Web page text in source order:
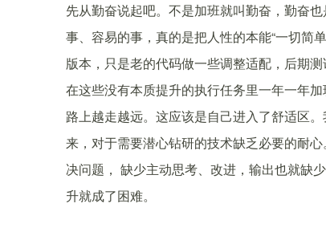
先从勤奋说起吧。不是加班就叫勤奋，勤奋
事、容易的事，真的是把人性的本能“一切简
版本，只是老的代码做一些调整适配，后期
在这些没有本质提升的执行任务里一年一年
路上越走越远。这应该是自己进入了舒适区
来，对于需要潜心钻研的技术缺乏必要的耐
决问题， 缺少主动思考、改进，输出也就缺
升就成了困难。